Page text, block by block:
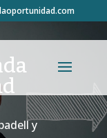
y